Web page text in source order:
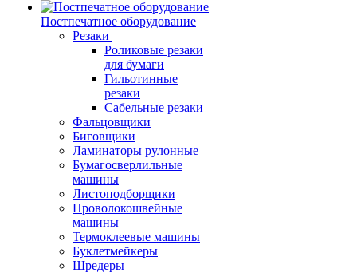
Постпечатное оборудование
Резаки
Роликовые резаки
для бумаги
Гильотинные
резаки
Сабельные резаки
Фальцовщики
Биговщики
Ламинаторы рулонные
Бумагосверлильные
машины
Листоподборщики
Проволокошвейные
машины
Термоклеевые машины
Буклетмейкеры
Шредеры